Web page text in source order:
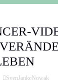
SvenJankeNowak